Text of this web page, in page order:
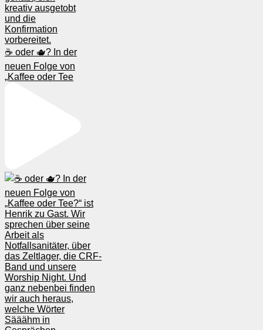
☕️ oder 🫖? In der
neuen Folge von
„Kaffee oder Tee